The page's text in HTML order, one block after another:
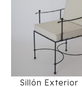
Sillón Exterior